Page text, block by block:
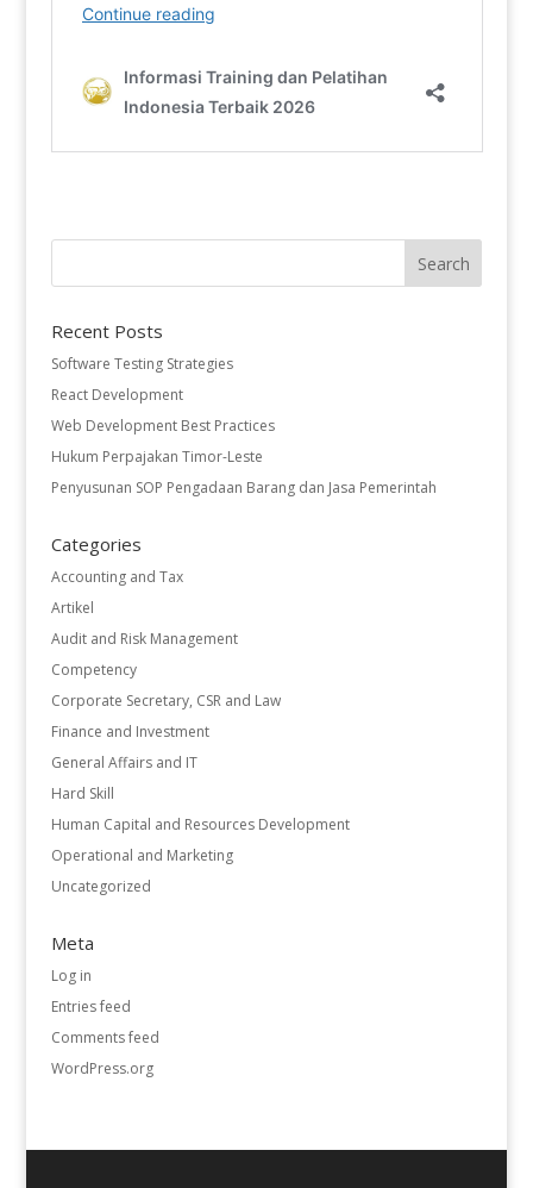
Recent Posts
Software Testing Strategies
React Development
Web Development Best Practices
Hukum Perpajakan Timor-Leste
Penyusunan SOP Pengadaan Barang dan Jasa Pemerintah
Categories
Accounting and Tax
Artikel
Audit and Risk Management
Competency
Corporate Secretary, CSR and Law
Finance and Investment
General Affairs and IT
Hard Skill
Human Capital and Resources Development
Operational and Marketing
Uncategorized
Meta
Log in
Entries feed
Comments feed
WordPress.org